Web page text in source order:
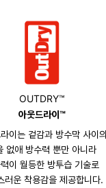
OUTDRY™
아웃드라이™
이는 겉감과 방수막 사이의
없애 방수력 뿐만 아니라
이 월등한 방투습 기술로
러운 착용감을 제공합니다.